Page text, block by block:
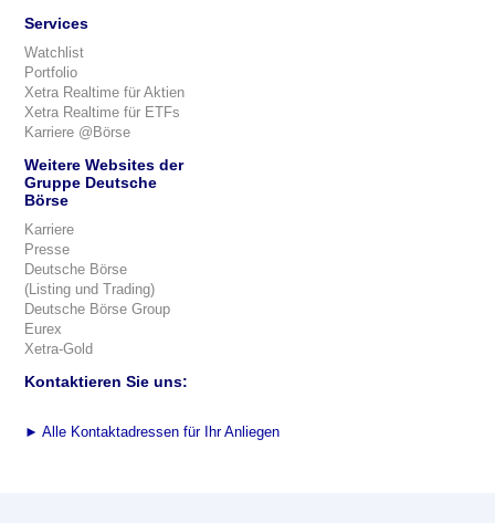
Services
Watchlist
Portfolio
Xetra Realtime für Aktien
Xetra Realtime für ETFs
Karriere @Börse
Weitere Websites der
Gruppe Deutsche
Börse
Karriere
Presse
Deutsche Börse
(Listing und Trading)
Deutsche Börse Group
Eurex
Xetra-Gold
Kontaktieren Sie uns:
► Alle Kontaktadressen für Ihr Anliegen